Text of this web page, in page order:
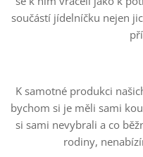
součástí jídelníčku nejen
K samotné produkci
bychom si je měli sami
si sami nevybrali a co
rodiny,